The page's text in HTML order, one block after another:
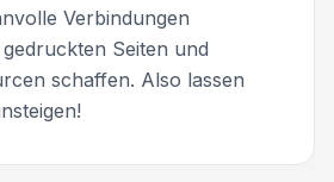
Verbindungen
Seiten und
schaffen. Also lassen